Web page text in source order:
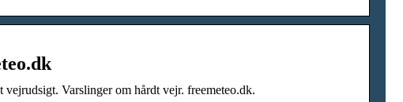
Varslinger om hårdt vejr. freemeteo.dk.